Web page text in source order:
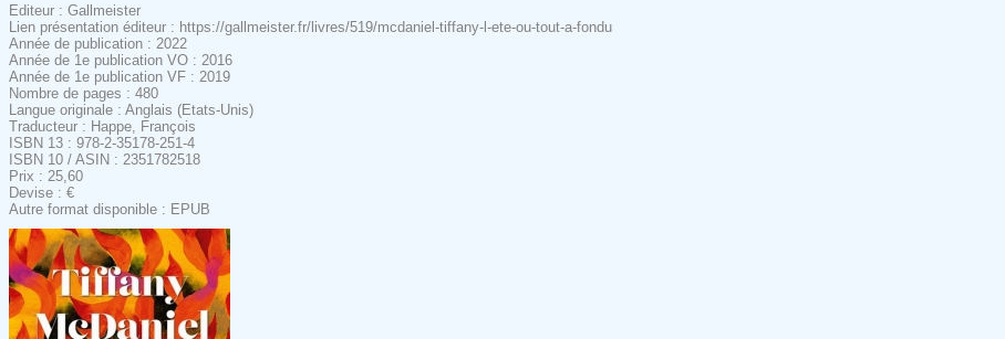
Editeur : Gallmeister
Lien présentation éditeur : https://gallmeister.fr/livres/519/mcdaniel-tiffany-l-ete-ou-tout-a-fondu
Année de publication : 2022
Année de 1e publication VO : 2016
Année de 1e publication VF : 2019
Nombre de pages : 480
Langue originale : Anglais (Etats-Unis)
Traducteur : Happe, François
ISBN 13 : 978-2-35178-251-4
ISBN 10 / ASIN : 2351782518
Prix : 25,60
Devise : €
Autre format disponible : EPUB